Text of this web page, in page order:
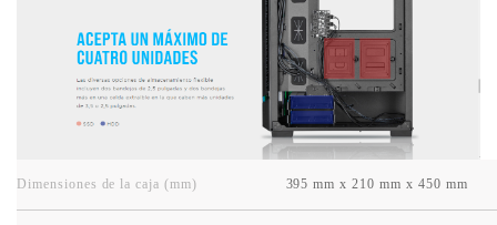
Dimensiones de la caja (mm) 395 mm x 210 mm x 450 mm